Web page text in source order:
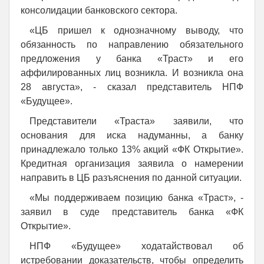
консолидации банковского сектора.
«ЦБ пришел к однозначному выводу, что
обязанность по направлению обязательного
предложения у банка «Траст» и его
аффилированных лиц возникла. И возникла она
28 августа», - сказал представитель НПФ
«Будущее».
Представители «Траста» заявили, что
основания для иска надуманны, а банку
принадлежало только 13% акций «ФК Открытие».
Кредитная организация заявила о намерении
направить в ЦБ разъяснения по данной ситуации.
«Мы поддерживаем позицию банка «Траст», -
заявил в суде представитель банка «ФК
Открытие».
НПФ «Будущее» ходатайствовал об
истребовании доказательств, чтобы определить